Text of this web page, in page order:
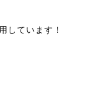
しています！